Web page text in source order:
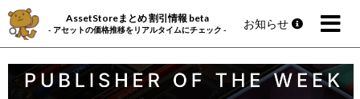
AssetStoreまとめ 割引情報 beta
- アセットの価格推移をリアルタイムにチェック - お知らせ